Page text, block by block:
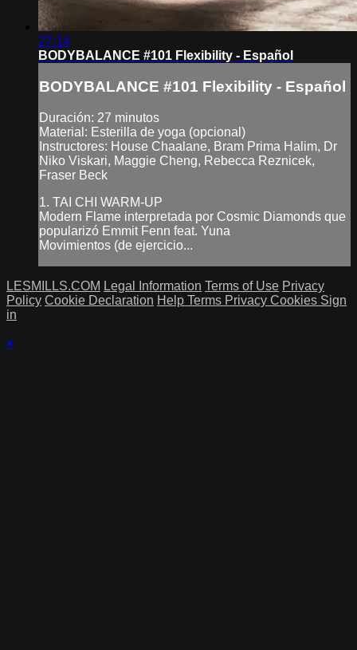
27:14
BODYBALANCE #101 Flexibility - Español
BODYBALANCE #101 Flexibility - Español
Duración: 27 minutos
Material: Esterilla de yoga (opcional)
Instructores: House Chaalane, Bram Prima Halim, Dr
Niko Viskari, Maggie Cheng, Rebecca Reznicek,
Fraser Beck
1. TAI CHI WARM-UP
Modern Flame interpretada por Cosmic Diamonds que
popularizó Emmit Fenn feat. Yuna
Movimientos (de ejercicio...
LESMILLS.COM Legal Information Terms of Use Privacy
Policy Cookie Declaration Help Terms Privacy Cookies Sign
in
×